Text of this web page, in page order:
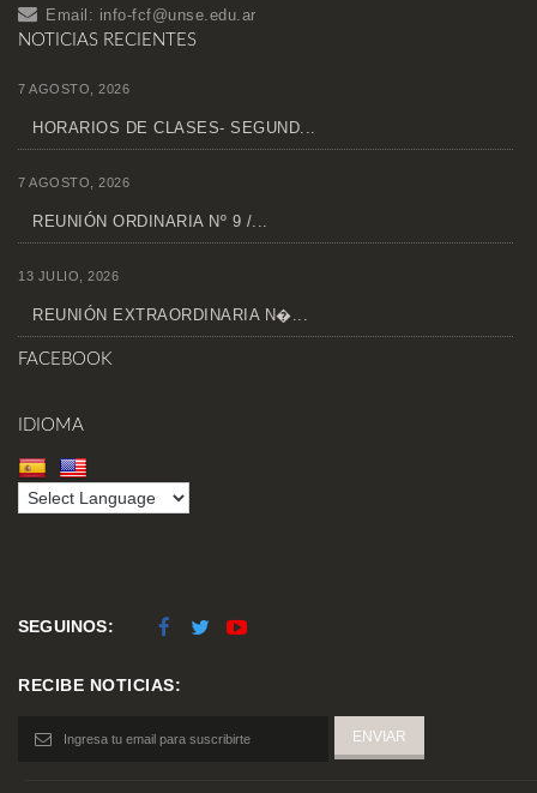
Email: info-fcf@unse.edu.ar
NOTICIAS RECIENTES
7 AGOSTO, 2026
HORARIOS DE CLASES- SEGUND...
7 AGOSTO, 2026
REUNIÓN ORDINARIA Nº 9 /...
13 JULIO, 2026
REUNIÓN EXTRAORDINARIA N�...
FACEBOOK
IDIOMA
SEGUINOS:
RECIBE NOTICIAS: